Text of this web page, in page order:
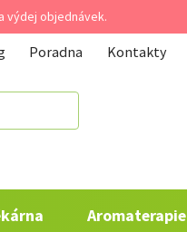
výdej objednávek.
Poradna Kontakty
Aromaterapie